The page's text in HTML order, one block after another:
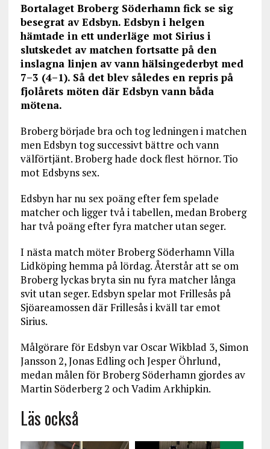
Bortalaget Broberg Söderhamn fick se sig
besegrat av Edsbyn. Edsbyn i helgen
hämtade in ett underläge mot Sirius i
slutskedet av matchen fortsatte på den
inslagna linjen av vann hälsingederbyt med
7–3 (4–1). Så det blev således en repris på
fjolårets möten där Edsbyn vann båda
mötena.
Broberg började bra och tog ledningen i matchen
men Edsbyn tog successivt bättre och vann
välförtjänt. Broberg hade dock flest hörnor. Tio
mot Edsbyns sex.
Edsbyn har nu sex poäng efter fem spelade
matcher och ligger två i tabellen, medan Broberg
har två poäng efter fyra matcher utan seger.
I nästa match möter Broberg Söderhamn Villa
Lidköping hemma på lördag. Återstår att se om
Broberg lyckas bryta sin nu fyra matcher långa
svit utan seger. Edsbyn spelar mot Frillesås på
Sjöareamossen där Frillesås i kväll tar emot
Sirius.
Målgörare för Edsbyn var Oscar Wikblad 3, Simon
Jansson 2, Jonas Edling och Jesper Öhrlund,
medan målen för Broberg Söderhamn gjordes av
Martin Söderberg 2 och Vadim Arkhipkin.
Läs också